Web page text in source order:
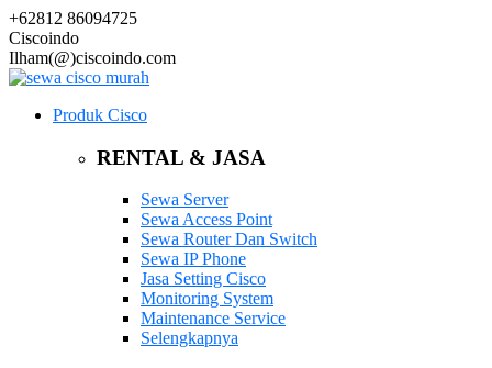
+62812 86094725
Ciscoindo
Ilham(@)ciscoindo.com
Produk Cisco
RENTAL & JASA
Sewa Server
Sewa Access Point
Sewa Router Dan Switch
Sewa IP Phone
Jasa Setting Cisco
Monitoring System
Maintenance Service
Selengkapnya